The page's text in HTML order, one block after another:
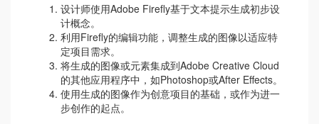
设计师使用Adobe Firefly基于文本提示生成初步设
计概念。
利用Firefly的编辑功能，调整生成的图像以适应特
定项目需求。
将生成的图像或元素集成到Adobe Creative Cloud
的其他应用程序中，如Photoshop或After Effects。
使用生成的图像作为创意项目的基础，或作为进一
步创作的起点。